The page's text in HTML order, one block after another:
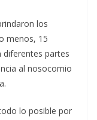
los
menos, 15
diferentes partes
al nosocomio
lo posible por